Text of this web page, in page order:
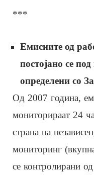
***
Емисиите од
постојано се
определени со
Од 2007 година,
мониторираат 24
страна на
мониторинг
се контролирани